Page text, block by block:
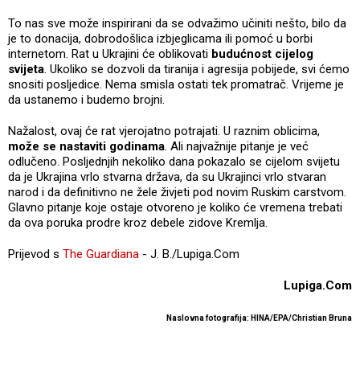
To nas sve može inspirirani da se odvažimo učiniti nešto, bilo da
je to donacija, dobrodošlica izbjeglicama ili pomoć u borbi
internetom. Rat u Ukrajini će oblikovati budućnost cijelog
svijeta . Ukoliko se dozvoli da tiranija i agresija pobijede, svi ćemo
snositi posljedice. Nema smisla ostati tek promatrač. Vrijeme je
da ustanemo i budemo brojni.
Nažalost, ovaj će rat vjerojatno potrajati. U raznim oblicima,
može se nastaviti godinama . Ali najvažnije pitanje je već
odlučeno. Posljednjih nekoliko dana pokazalo se cijelom svijetu
da je Ukrajina vrlo stvarna država, da su Ukrajinci vrlo stvaran
narod i da definitivno ne žele živjeti pod novim Ruskim carstvom.
Glavno pitanje koje ostaje otvoreno je koliko će vremena trebati
da ova poruka prodre kroz debele zidove Kremlja.
Prijevod s The Guardiana - J. B./Lupiga.Com
Lupiga.Com
Naslovna fotografija: HINA/EPA/Christian Bruna